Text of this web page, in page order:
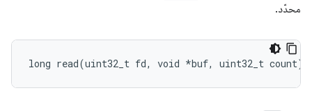
محدّد.
long read(uint32_t fd, void *buf, uint32_t count);